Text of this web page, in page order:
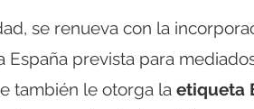
se renueva con la
España prevista para
también le otorga la etiqueta